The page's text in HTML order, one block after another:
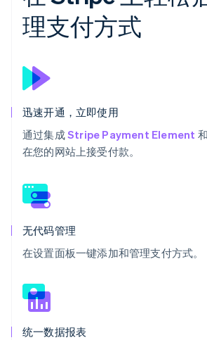
理支付方式
迅速开通，立即使用
通过集成Stripe Payment Element 和
在您的网站上接受付款。
无代码管理
在设置面板一键添加和管理支付方式。
统一数据报表